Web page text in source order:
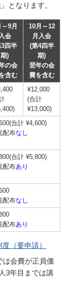
となります。
9月
入会
四半
期)
の会
含む
10月～12
月入会
(第4四半
期)
翌年の会
費を含む
¥12,000
(合計
¥13,000)
合計 ¥4,600)
配布なし
合計 ¥5,800)
配布あり
配布なし
配布あり
（要申請）
は会費が正員価
3年目までは講